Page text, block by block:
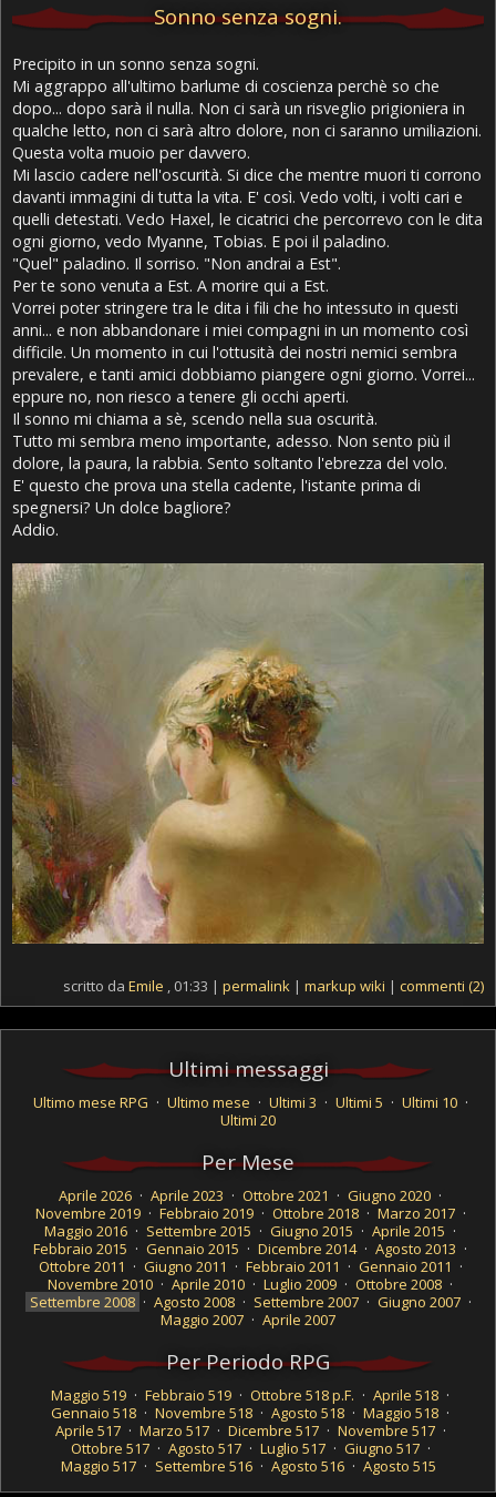
Sonno senza sogni.
Precipito in un sonno senza sogni.
Mi aggrappo all'ultimo barlume di coscienza perchè so che
dopo... dopo sarà il nulla. Non ci sarà un risveglio prigioniera in
qualche letto, non ci sarà altro dolore, non ci saranno umiliazioni.
Questa volta muoio per davvero.
Mi lascio cadere nell'oscurità. Si dice che mentre muori ti corrono
davanti immagini di tutta la vita. E' così. Vedo volti, i volti cari e
quelli detestati. Vedo Haxel, le cicatrici che percorrevo con le dita
ogni giorno, vedo Myanne, Tobias. E poi il paladino.
"Quel" paladino. Il sorriso. "Non andrai a Est".
Per te sono venuta a Est. A morire qui a Est.
Vorrei poter stringere tra le dita i fili che ho intessuto in questi
anni... e non abbandonare i miei compagni in un momento così
difficile. Un momento in cui l'ottusità dei nostri nemici sembra
prevalere, e tanti amici dobbiamo piangere ogni giorno. Vorrei...
eppure no, non riesco a tenere gli occhi aperti.
Il sonno mi chiama a sè, scendo nella sua oscurità.
Tutto mi sembra meno importante, adesso. Non sento più il
dolore, la paura, la rabbia. Sento soltanto l'ebrezza del volo.
E' questo che prova una stella cadente, l'istante prima di
spegnersi? Un dolce bagliore?
Addio.
scritto da Emile , 01:33 | permalink | markup wiki | commenti (2)
Ultimi messaggi
Ultimo mese RPG · Ultimo mese · Ultimi 3 · Ultimi 5 · Ultimi 10 ·
Ultimi 20
Per Mese
Aprile 2026 · Aprile 2023 · Ottobre 2021 · Giugno 2020 ·
Novembre 2019 · Febbraio 2019 · Ottobre 2018 · Marzo 2017 ·
Maggio 2016 · Settembre 2015 · Giugno 2015 · Aprile 2015 ·
Febbraio 2015 · Gennaio 2015 · Dicembre 2014 · Agosto 2013 ·
Ottobre 2011 · Giugno 2011 · Febbraio 2011 · Gennaio 2011 ·
Novembre 2010 · Aprile 2010 · Luglio 2009 · Ottobre 2008 ·
Settembre 2008 · Agosto 2008 · Settembre 2007 · Giugno 2007 ·
Maggio 2007 · Aprile 2007
Per Periodo RPG
Maggio 519 · Febbraio 519 · Ottobre 518 p.F. · Aprile 518 ·
Gennaio 518 · Novembre 518 · Agosto 518 · Maggio 518 ·
Aprile 517 · Marzo 517 · Dicembre 517 · Novembre 517 ·
Ottobre 517 · Agosto 517 · Luglio 517 · Giugno 517 ·
Maggio 517 · Settembre 516 · Agosto 516 · Agosto 515